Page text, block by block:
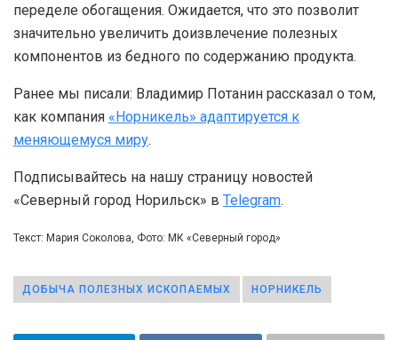
переделе обогащения. Ожидается, что это позволит
значительно увеличить доизвлечение полезных
компонентов из бедного по содержанию продукта.
Ранее мы писали: Владимир Потанин рассказал о том,
как компания «Норникель» адаптируется к
меняющемуся миру.
Подписывайтесь на нашу страницу новостей
«Северный город Норильск» в Telegram.
Текст: Мария Соколова, Фото: МК «Северный город»
ДОБЫЧА ПОЛЕЗНЫХ ИСКОПАЕМЫХ НОРНИКЕЛЬ